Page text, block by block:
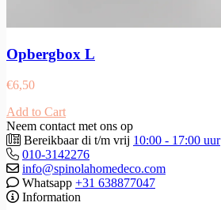
Opbergbox L
€6,50
Add to Cart
Neem contact met ons op
Bereikbaar di t/m vrij 10:00 - 17:00 uur
010-3142276
info@spinolahomedeco.com
Whatsapp +31 638877047
Information